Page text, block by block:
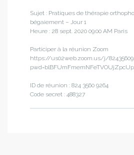
Sujet : Pratiques de thérapie
bégaiement – Jour 1
Heure : 28 sept. 2020 09:00 AM Paris
Participer à la réunion Zoom
https://us02web.zoom.us/j/
ID de réunion : 824 3560 9264
Code secret : 488327